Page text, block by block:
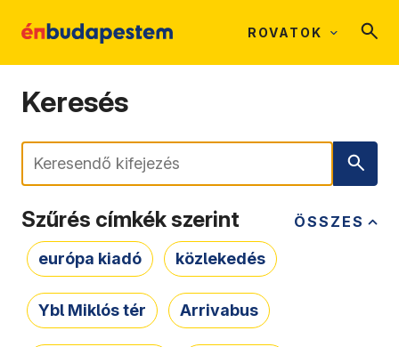
ROVATOK
Keresés
Keresés
ÖSSZES
Szűrés címkék szerint
európa kiadó közlekedés
Ybl Miklós tér Arrivabus